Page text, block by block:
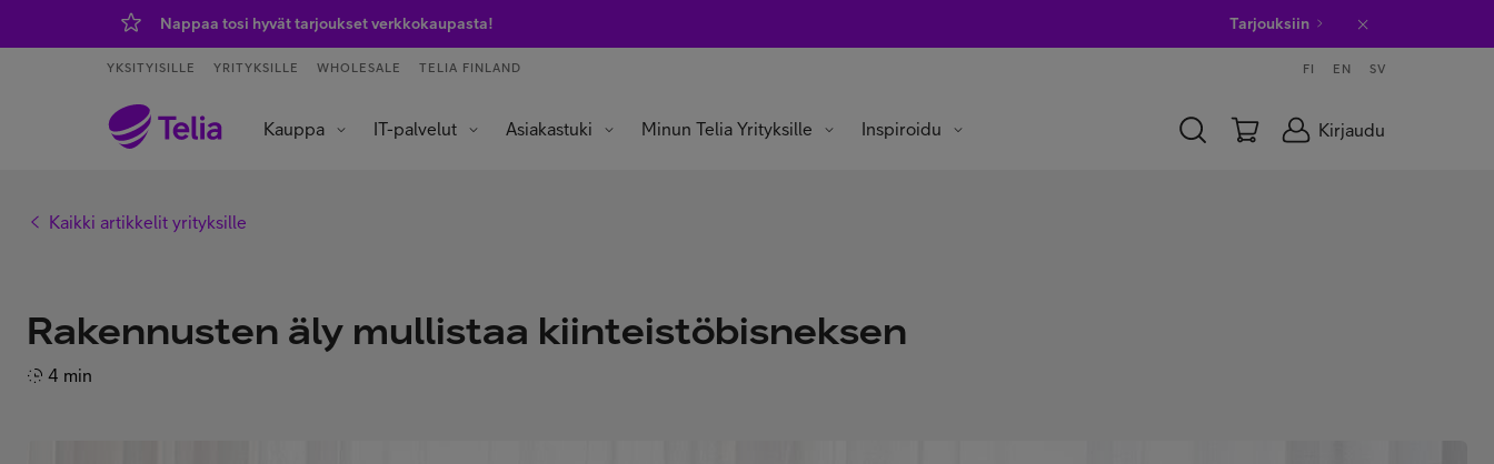
Nappaa tosi hyvät tarjoukset verkkokaupasta! Tarjouksiin
YKSITYISILLE YRITYKSILLE WHOLESALE TELIA FINLAND FI EN SV
Kauppa IT-palvelut Asiakastuki Minun Telia Yrityksille Inspiroidu Kirjaudu
Kaikki artikkelit yrityksille
Rakennusten äly mullistaa kiinteistöbisneksen
4 min